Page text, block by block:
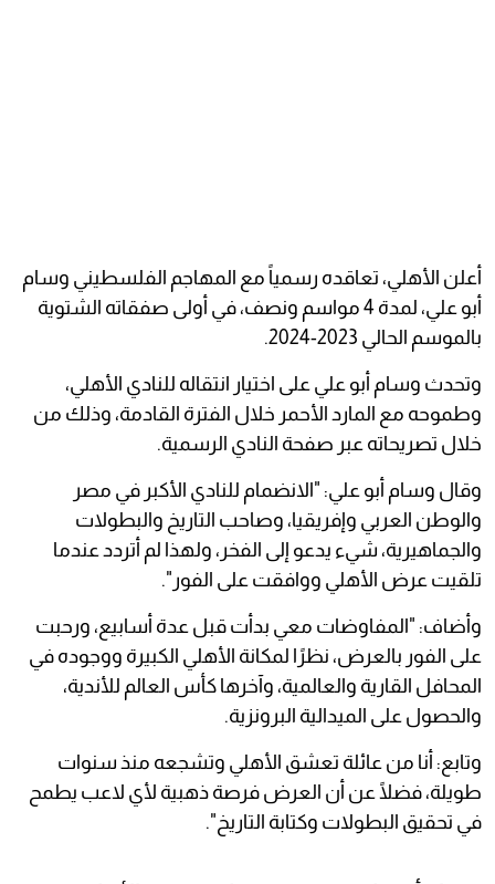
أعلن الأهلي، تعاقده رسمياً مع المهاجم الفلسطيني وسام
أبو علي، لمدة 4 مواسم ونصف، في أولى صفقاته الشتوية
بالموسم الحالي 2023-2024.
وتحدث وسام أبو علي على اختيار انتقاله للنادي الأهلي،
وطموحه مع المارد الأحمر خلال الفترة القادمة، وذلك من
خلال تصريحاته عبر صفحة النادي الرسمية.
وقال وسام أبو علي: "الانضمام للنادي الأكبر في مصر
والوطن العربي وإفريقيا، وصاحب التاريخ والبطولات
والجماهيرية، شيء يدعو إلى الفخر، ولهذا لم أتردد عندما
تلقيت عرض الأهلي ووافقت على الفور".‏
وأضاف: "المفاوضات معي بدأت قبل عدة أسابيع، ورحبت
على الفور بالعرض، نظرًا لمكانة الأهلي الكبيرة ووجوده في
‏المحافل القارية والعالمية، وآخرها كأس العالم للأندية،
والحصول على الميدالية البرونزية.
وتابع: أنا من عائلة تعشق الأهلي ‏وتشجعه منذ سنوات
طويلة، فضلًا عن أن العرض فرصة ذهبية لأي لاعب يطمح
في تحقيق البطولات وكتابة التاريخ".‏